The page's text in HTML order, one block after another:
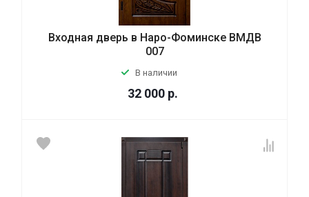
Входная дверь в Наро-Фоминске ВМДВ
007
В наличии
32 000 р.